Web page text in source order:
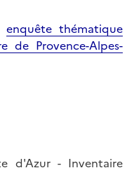
enquête thématique
de Provence-Alpes-
d'Azur - Inventaire